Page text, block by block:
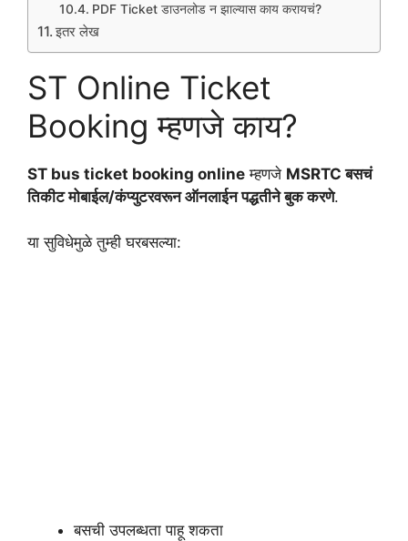
PDF Ticket डाउनलोड न झाल्यास काय करायचं?
इतर लेख
ST Online Ticket
Booking म्हणजे काय?
ST bus ticket booking online म्हणजे MSRTC बसचं
तिकीट मोबाईल/कंप्युटरवरून ऑनलाईन पद्धतीने बुक करणे.
या सुविधेमुळे तुम्ही घरबसल्या:
बसची उपलब्धता पाहू शकता